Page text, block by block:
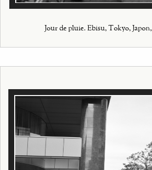
Jour de pluie. Ebisu, Tokyo, Japon,